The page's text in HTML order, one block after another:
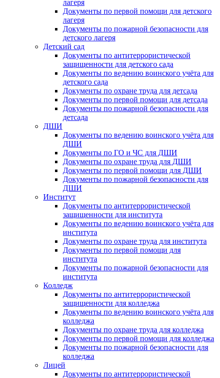
лагеря
Документы по первой помощи для детского
лагеря
Документы по пожарной безопасности для
детского лагеря
Детский сад
Документы по антитеррористической
защищенности для детского сада
Документы по ведению воинского учёта для
детского сада
Документы по охране труда для детсада
Документы по первой помощи для детсада
Документы по пожарной безопасности для
детсада
ДШИ
Документы по ведению воинского учёта для
ДШИ
Документы по ГО и ЧС для ДШИ
Документы по охране труда для ДШИ
Документы по первой помощи для ДШИ
Документы по пожарной безопасности для
ДШИ
Институт
Документы по антитеррористической
защищенности для института
Документы по ведению воинского учёта для
института
Документы по охране труда для института
Документы по первой помощи для
института
Документы по пожарной безопасности для
института
Колледж
Документы по антитеррористической
защищенности для колледжа
Документы по ведению воинского учёта для
колледжа
Документы по охране труда для колледжа
Документы по первой помощи для колледжа
Документы по пожарной безопасности для
колледжа
Лицей
Документы по антитеррористической